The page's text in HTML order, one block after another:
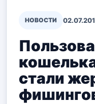
НОВОСТИ
стали